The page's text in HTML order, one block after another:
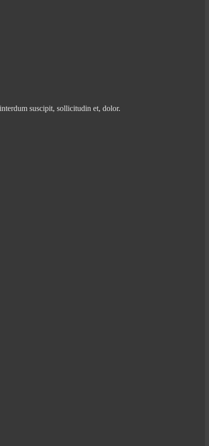
suscipit, sollicitudin et, dolor.